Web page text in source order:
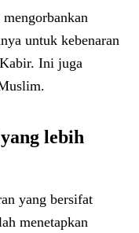
untuk kebenaran
Ini juga
lebih
yang bersifat
menetapkan